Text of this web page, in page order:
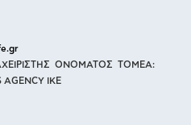
ΟΝΟΜΑΤΟΣ ΤΟΜΕΑ:
AGENCY IKE